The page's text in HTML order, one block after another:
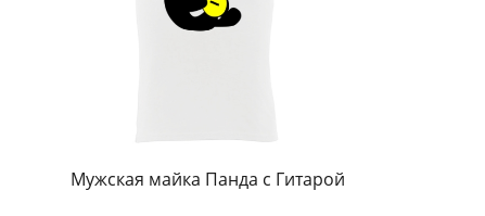
Мужская майка Панда с Гитарой